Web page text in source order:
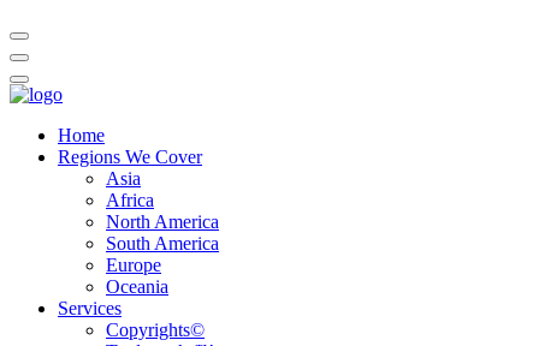
Home
Regions We Cover
Asia
Africa
North America
South America
Europe
Oceania
Services
Copyrights©